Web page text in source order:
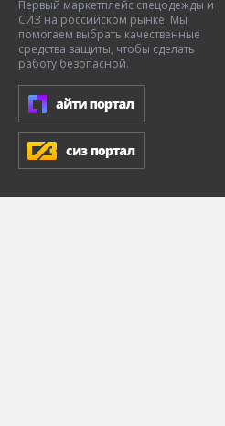
Первый маркетплейс спецодежды и
СИЗ на российском рынке. Мы
помогаем выбрать качественные
средства защиты, чтобы сделать
работу безопасной.